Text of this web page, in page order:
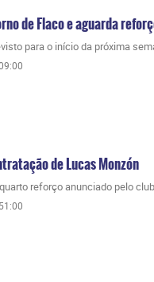
de Flaco e aguarda
para o início da próxima
de Lucas Monzón
reforço anunciado pelo